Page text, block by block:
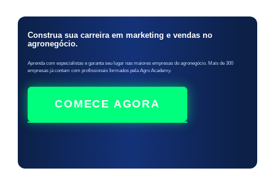
Construa sua carreira em marketing e vendas no
agronegócio.
Aprenda com especialistas e garanta seu lugar nas maiores empresas do agronegócio. Mais de 300
empresas já contam com profissionais formados pela Agro Academy.
COMECE AGORA